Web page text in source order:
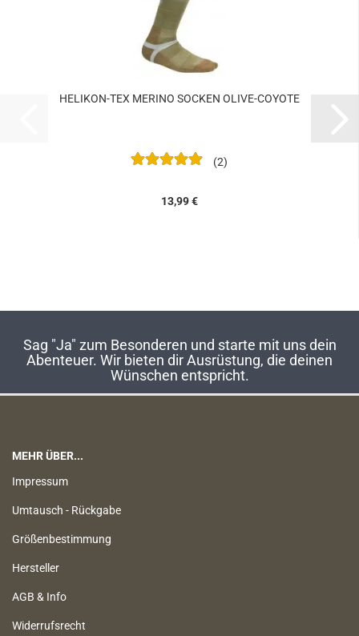
HELIKON-TEX MERINO SOCKEN OLIVE-COYOTE
2
13,99 €
Sag "Ja" zum Besonderen und starte mit uns dein
Abenteuer. Wir bieten dir Ausrüstung, die deinen
Wünschen entspricht.
MEHR ÜBER...
Impressum
Umtausch - Rückgabe
Größenbestimmung
Hersteller
AGB & Info
Widerrufsrecht